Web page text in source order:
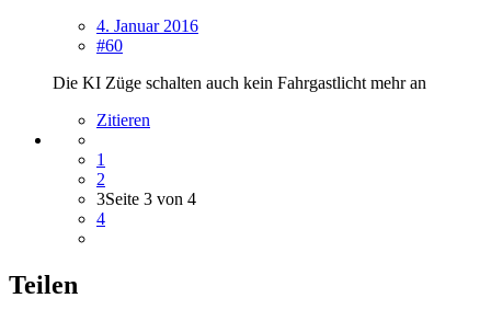
4. Januar 2016
#60
Die KI Züge schalten auch kein Fahrgastlicht mehr an
Zitieren
1
2
3Seite 3 von 4
4
Teilen